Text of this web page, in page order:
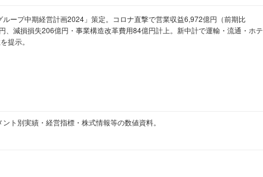
ープ中期経営計画2024」策定。コロナ直撃で営業収益6,972億円（前期比
、減損損失206億円・事業構造改革費用84億円計上。新中計で運輸・流通・ホテ
提示。
ト別実績・経営指標・株式情報等の数値資料。